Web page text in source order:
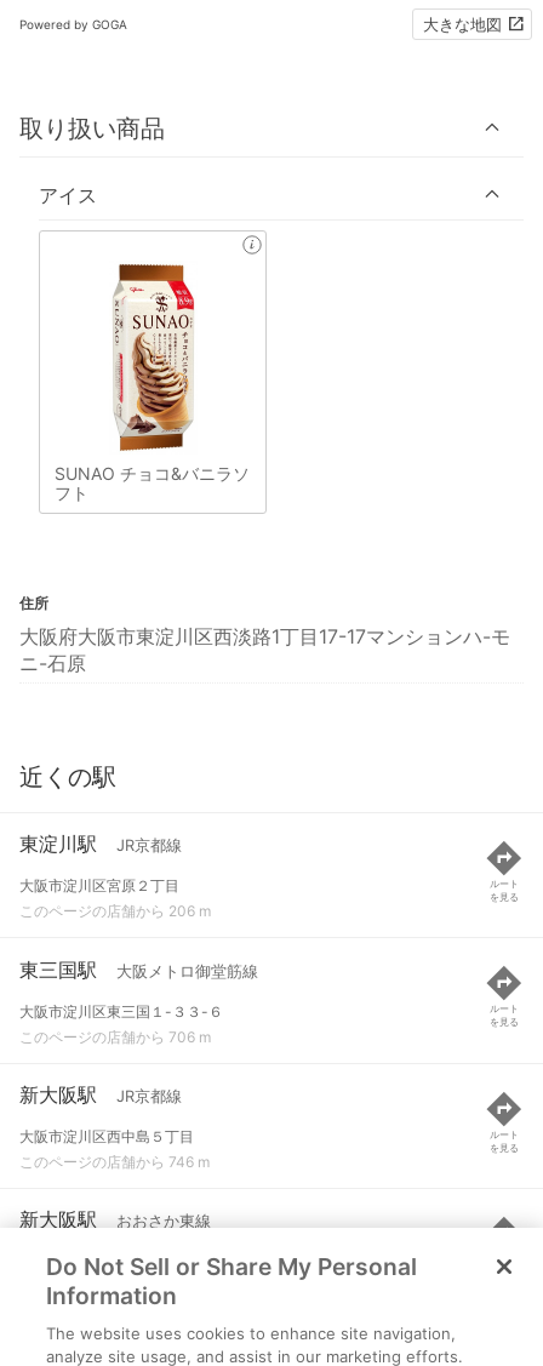
Powered by GOGA 大きな地図
取り扱い商品
アイス
SUNAO チョコ&バニラソ
フト
住所
大阪府大阪市東淀川区西淡路1丁目17-17マンションハ-モ
ニ-石原
近くの駅
東淀川駅 JR京都線
大阪市淀川区宮原２丁目
このページの店舗から 206 m
ルート
を見る
東三国駅 大阪メトロ御堂筋線
大阪市淀川区東三国１-３３-６
このページの店舗から 706 m
ルート
を見る
新大阪駅 JR京都線
大阪市淀川区西中島５丁目
このページの店舗から 746 m
ルート
を見る
新大阪駅 おおさか東線
大阪市淀川区西中島五丁目16-1
このページの店舗から 897 m
ルート
を見る
淡路駅 阪急京都本線 など
Do Not Sell or Share My Personal
Information
The website uses cookies to enhance site navigation,
analyze site usage, and assist in our marketing efforts.